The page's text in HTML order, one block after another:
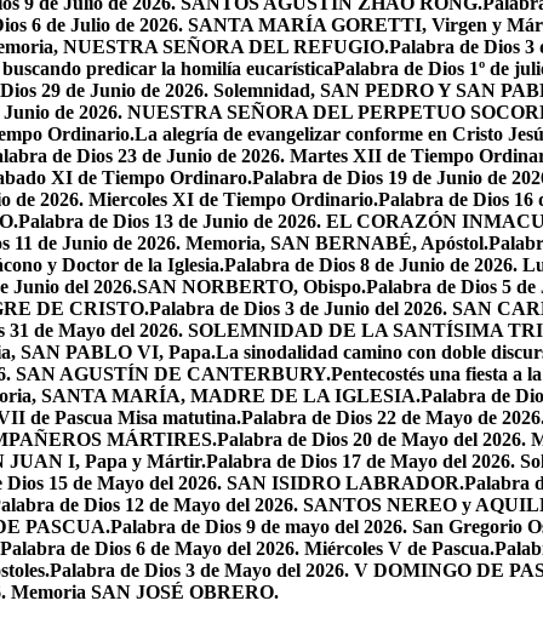
6 de Julio de 2026. SANTA MARÍA GORETTI, Virgen y
NUESTRA SEÑORA DEL REFUGIO.Palabra de Dios 3
predicar la homilía eucarísticaPalabra de Dios 1º de
29 de Junio de 2026. Solemnidad, SAN PEDRO Y SAN
Junio de 2026. NUESTRA SEÑORA DEL PERPETUO
Ordinario.La alegría de evangelizar conforme en Cristo
de Dios 23 de Junio de 2026. Martes XII de Tiempo
XI de Tiempo Ordinaro.Palabra de Dios 19 de Junio de
de 2026. Miercoles XI de Tiempo Ordinario.Palabra de Dios 16
Palabra de Dios 13 de Junio de 2026. EL CORAZÓN
11 de Junio de 2026. Memoria, SAN BERNABÉ, Apóstol.
y Doctor de la Iglesia.Palabra de Dios 8 de Junio de 2026.
Junio del 2026.SAN NORBERTO, Obispo.Palabra de Dios 5
DE CRISTO.Palabra de Dios 3 de Junio del 2026. SAN
31 de Mayo del 2026. SOLEMNIDAD DE LA SANTÍSIMA
SAN PABLO VI, Papa.La sinodalidad camino con doble
SAN AGUSTÍN DE CANTERBURY.Pentecostés una fiesta a
SANTA MARÍA, MADRE DE LA IGLESIA.Palabra de
de Pascua Misa matutina.Palabra de Dios 22 de Mayo de
MÁRTIRES.Palabra de Dios 20 de Mayo del 2026.
JUAN I, Papa y Mártir.Palabra de Dios 17 de Mayo del 2026.
Dios 15 de Mayo del 2026. SAN ISIDRO LABRADOR.Palabra
de Dios 12 de Mayo del 2026. SANTOS NEREO y
PASCUA.Palabra de Dios 9 de mayo del 2026. San Gregorio
Palabra de Dios 6 de Mayo del 2026. Miércoles V de Pascua.
Palabra de Dios 3 de Mayo del 2026. V DOMINGO DE
Memoria SAN JOSÉ OBRERO.